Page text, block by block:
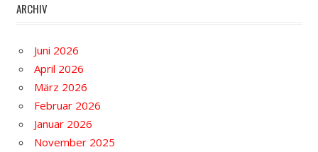
ARCHIV
Juni 2026
April 2026
März 2026
Februar 2026
Januar 2026
November 2025